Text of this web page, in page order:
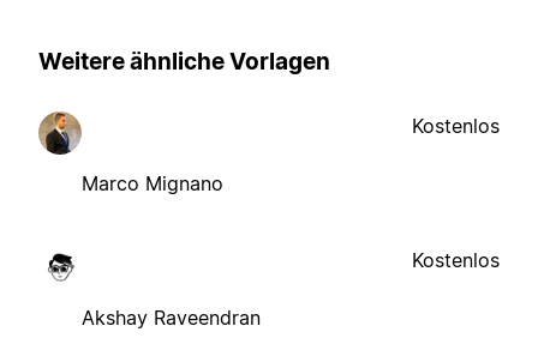
Weitere ähnliche Vorlagen
Marco Mignano
Kostenlos
Akshay Raveendran
Kostenlos